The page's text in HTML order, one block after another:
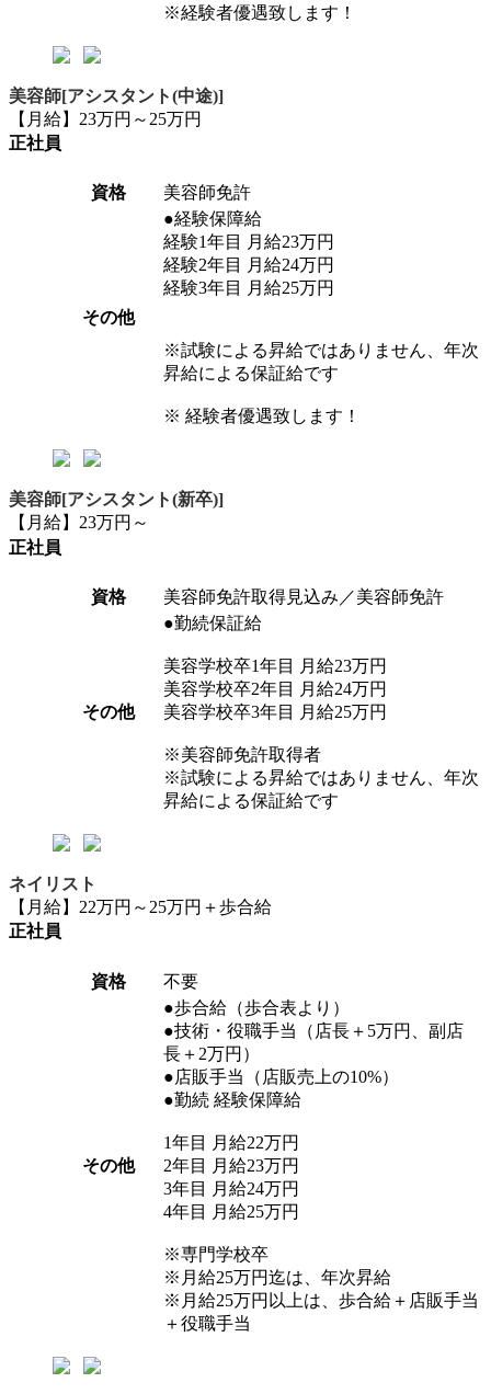
※経験者優遇致します！
美容師[アシスタント(中途)]
【月給】23万円～25万円
正社員
資格 美容師免許
その他
●経験保障給
経験1年目 月給23万円
経験2年目 月給24万円
経験3年目 月給25万円
※試験による昇給ではありません、年次
昇給による保証給です
※ 経験者優遇致します！
美容師[アシスタント(新卒)]
【月給】23万円～
正社員
資格 美容師免許取得見込み／美容師免許
その他
●勤続保証給
美容学校卒1年目 月給23万円
美容学校卒2年目 月給24万円
美容学校卒3年目 月給25万円
※美容師免許取得者
※試験による昇給ではありません、年次
昇給による保証給です
ネイリスト
【月給】22万円～25万円＋歩合給
正社員
資格 不要
その他
●歩合給（歩合表より）
●技術・役職手当（店長＋5万円、副店
長＋2万円）
●店販手当（店販売上の10%）
●勤続 経験保障給
1年目 月給22万円
2年目 月給23万円
3年目 月給24万円
4年目 月給25万円
※専門学校卒
※月給25万円迄は、年次昇給
※月給25万円以上は、歩合給＋店販手当
＋役職手当